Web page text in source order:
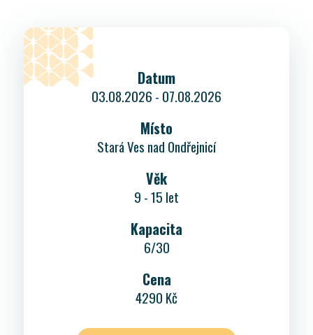
Datum
03.08.2026 - 07.08.2026
Místo
Stará Ves nad Ondřejnicí
Věk
9 - 15 let
Kapacita
6/30
Cena
4290 Kč